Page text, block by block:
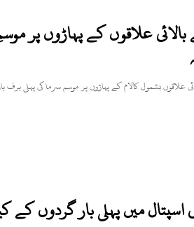
علاقوں کے پہاڑوں پر
علاقوں بشمول کالام کے پہاڑوں پر موسم سرما کی پہلی
میں پہلی بار گردوں کے